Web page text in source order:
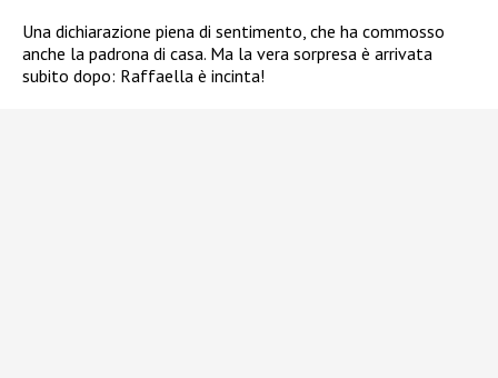
Una dichiarazione piena di sentimento, che ha commosso
anche la padrona di casa. Ma la vera sorpresa è arrivata
subito dopo: Raffaella è incinta!